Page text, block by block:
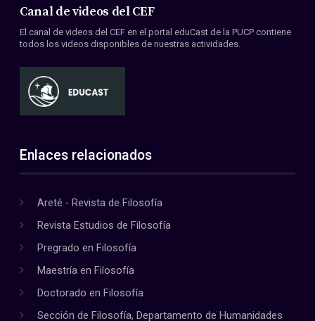
Canal de videos del CEF
El canal de videos del CEF en el portal eduCast de la PUCP contiene
todos los videos disponibles de nuestras actividades.
Enlaces relacionados
Areté - Revista de Filosofía
Revista Estudios de Filosofía
Pregrado en Filosofía
Maestría en Filosofía
Doctorado en Filosofía
Sección de Filosofía, Departamento de Humanidades